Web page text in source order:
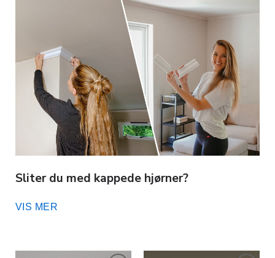
Sliter du med kappede hjørner?
perfekte 90 graders hjørner uten stress:
ferdig gjæret for innvendige og utvendige hjørner,
VIS MER